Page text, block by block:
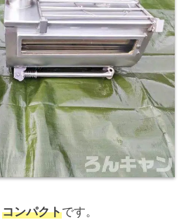
コンパクトです。